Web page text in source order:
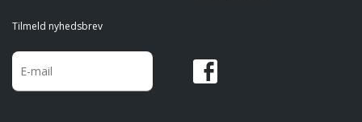
Tilmeld nyhedsbrev